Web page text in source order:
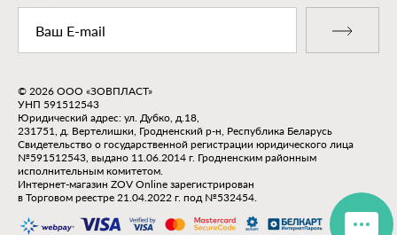
© 2026 ООО «ЗОВПЛАСТ»
УНП 591512543
Юридический адрес: ул. Дубко, д.18,
231751, д. Вертелишки, Гродненский р-н, Республика Беларусь
Свидетельство о государственной регистрации юридического лица
№591512543, выдано 11.06.2014 г. Гродненским районным
исполнительным комитетом.
Интернет-магазин ZOV Online зарегистрирован
в Торговом реестре 21.04.2022 г. под №532454.